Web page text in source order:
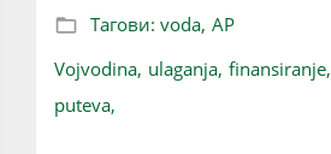
Тагови: voda, AP
Vojvodina, ulaganja, finansiranje,
puteva,